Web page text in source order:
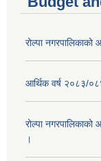
रोल्पा
आर्थिक वर्ष २०८३/
रोल्पा
।